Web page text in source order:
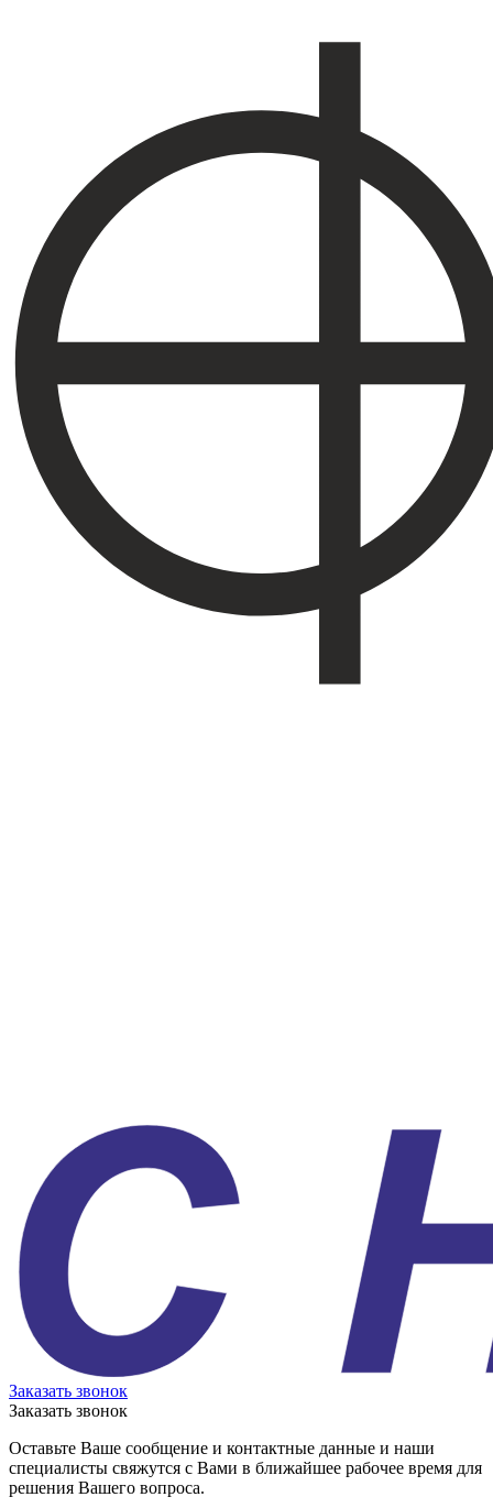
Заказать звонок
Заказать звонок
Оставьте Ваше сообщение и контактные данные и наши
специалисты свяжутся с Вами в ближайшее рабочее время для
решения Вашего вопроса.